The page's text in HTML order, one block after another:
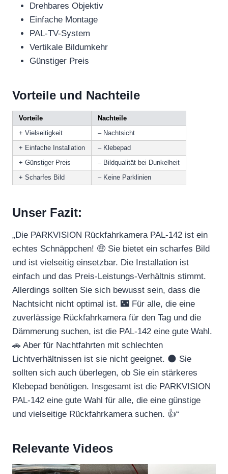
Drehbares Objektiv
Einfache Montage
PAL-TV-System
Vertikale Bildumkehr
Günstiger Preis
Vorteile und Nachteile
Vorteile
Nachteile
+ Vielseitigkeit
– Nachtsicht
+ Einfache Installation
– Klebepad
+ Günstiger Preis
– Bildqualität bei Dunkelheit
+ Scharfes Bild
– Keine Parklinien
Unser Fazit:
„Die PARKVISION Rückfahrkamera PAL-142 ist ein
echtes Schnäppchen! 🤑 Sie bietet ein scharfes Bild
und ist vielseitig einsetzbar. Die Installation ist
einfach und das Preis-Leistungs-Verhältnis stimmt.
Allerdings sollten Sie sich bewusst sein, dass die
Nachtsicht nicht optimal ist. 🌃 Für alle, die eine
zuverlässige Rückfahrkamera für den Tag und die
Dämmerung suchen, ist die PAL-142 eine gute Wahl.
🚗 Aber für Nachtfahrten mit schlechten
Lichtverhältnissen ist sie nicht geeignet. 🌑 Sie
sollten sich auch überlegen, ob Sie ein stärkeres
Klebepad benötigen. Insgesamt ist die PARKVISION
PAL-142 eine gute Wahl für alle, die eine günstige
und vielseitige Rückfahrkamera suchen. 👍“
Relevante Videos